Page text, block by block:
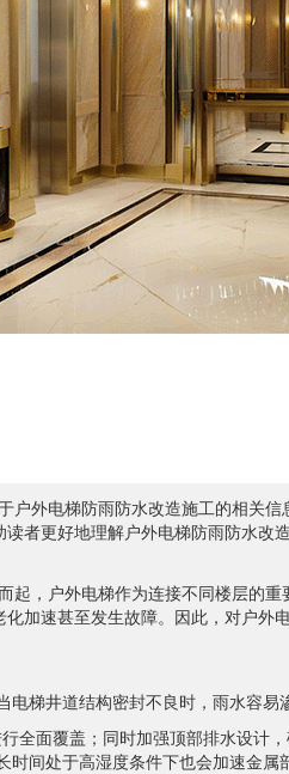
户外电梯防雨防水改造施工的相关
者更好地理解户外电梯防雨防水改
起，户外电梯作为连接不同楼层的
加速甚至发生故障。因此，对户
电梯井道结构密封不良时，雨水容易
全面覆盖；同时加强顶部排水设计，
时间处于高湿度条件下也会加速金属